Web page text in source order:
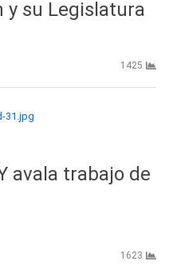
y su Legislatura
1425
avala trabajo de
1623